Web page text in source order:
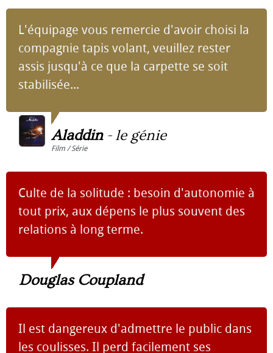
L'équipage vous remercie d'avoir choisi la
compagnie tapis volant, veuillez rester
assis jusqu'à ce que la carpette se soit
stabilisée...
Aladdin-le génie
Film / Série
Culte de la solitude : besoin d'autonomie à
tout prix, aux dépens le plus souvent des
relations à long terme.
Douglas Coupland
Il est dangereux d'admettre le public dans
les coulisses. Il perd facilement ses